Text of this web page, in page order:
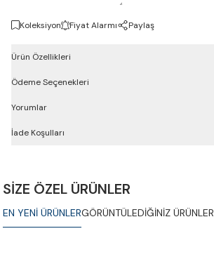
Koleksiyon Fiyat Alarmı Paylaş
Ürün Özellikleri
Ödeme Seçenekleri
Yorumlar
İade Koşulları
SİZE ÖZEL ÜRÜNLER
EN YENİ ÜRÜNLERGÖRÜNTÜLEDİĞİNİZ ÜRÜNLER